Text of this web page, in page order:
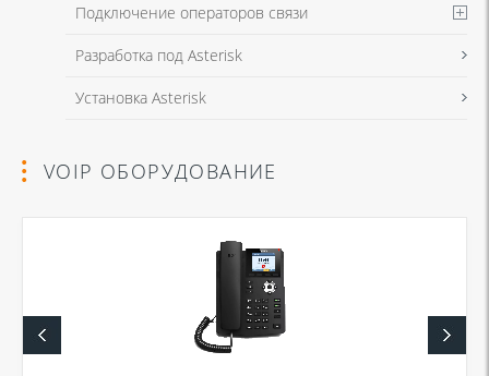
Подключение операторов связи
Разработка под Asterisk
Установка Asterisk
VOIP ОБОРУДОВАНИЕ